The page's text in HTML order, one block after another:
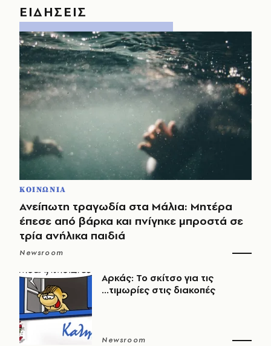
ΕΙΔΗΣΕΙΣ
ΚΟΙΝΩΝΙΑ
Ανείπωτη τραγωδία στα Μάλια: Μητέρα
έπεσε από βάρκα και πνίγηκε μπροστά σε
τρία ανήλικα παιδιά
Newsroom
Αρκάς: Το σκίτσο για τις
...τιμωρίες στις διακοπές
Newsroom